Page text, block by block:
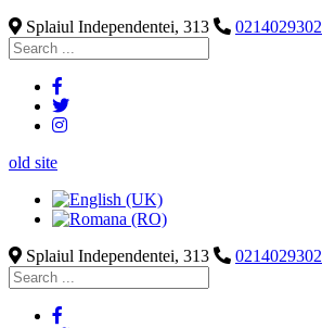
Splaiul Independentei, 313
0214029302
old site
Splaiul Independentei, 313 0214029302